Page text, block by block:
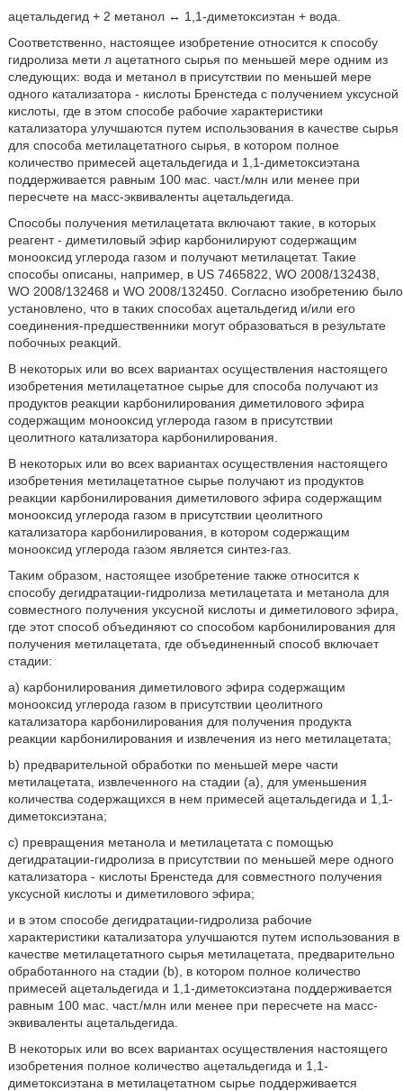
ацетальдегид + 2 метанол ↔ 1,1-диметоксиэтан + вода.
Соответственно, настоящее изобретение относится к способу
гидролиза мети л ацетатного сырья по меньшей мере одним из
следующих: вода и метанол в присутствии по меньшей мере
одного катализатора - кислоты Бренстеда с получением уксусной
кислоты, где в этом способе рабочие характеристики
катализатора улучшаются путем использования в качестве сырья
для способа метилацетатного сырья, в котором полное
количество примесей ацетальдегида и 1,1-диметоксиэтана
поддерживается равным 100 мас. част./млн или менее при
пересчете на масс-эквиваленты ацетальдегида.
Способы получения метилацетата включают такие, в которых
реагент - диметиловый эфир карбонилируют содержащим
монооксид углерода газом и получают метилацетат. Такие
способы описаны, например, в US 7465822, WO 2008/132438,
WO 2008/132468 и WO 2008/132450. Согласно изобретению было
установлено, что в таких способах ацетальдегид и/или его
соединения-предшественники могут образоваться в результате
побочных реакций.
В некоторых или во всех вариантах осуществления настоящего
изобретения метилацетатное сырье для способа получают из
продуктов реакции карбонилирования диметилового эфира
содержащим монооксид углерода газом в присутствии
цеолитного катализатора карбонилирования.
В некоторых или во всех вариантах осуществления настоящего
изобретения метилацетатное сырье получают из продуктов
реакции карбонилирования диметилового эфира содержащим
монооксид углерода газом в присутствии цеолитного
катализатора карбонилирования, в котором содержащим
монооксид углерода газом является синтез-газ.
Таким образом, настоящее изобретение также относится к
способу дегидратации-гидролиза метилацетата и метанола для
совместного получения уксусной кислоты и диметилового эфира,
где этот способ объединяют со способом карбонилирования для
получения метилацетата, где объединенный способ включает
стадии:
a) карбонилирования диметилового эфира содержащим
монооксид углерода газом в присутствии цеолитного
катализатора карбонилирования для получения продукта
реакции карбонилирования и извлечения из него метилацетата;
b) предварительной обработки по меньшей мере части
метилацетата, извлеченного на стадии (а), для уменьшения
количества содержащихся в нем примесей ацетальдегида и 1,1-
диметоксиэтана;
c) превращения метанола и метилацетата с помощью
дегидратации-гидролиза в присутствии по меньшей мере одного
катализатора - кислоты Бренстеда для совместного получения
уксусной кислоты и диметилового эфира;
и в этом способе дегидратации-гидролиза рабочие
характеристики катализатора улучшаются путем использования в
качестве метилацетатного сырья метилацетата, предварительно
обработанного на стадии (b), в котором полное количество
примесей ацетальдегида и 1,1-диметоксиэтана поддерживается
равным 100 мас. част./млн или менее при пересчете на масс-
эквиваленты ацетальдегида.
В некоторых или во всех вариантах осуществления настоящего
изобретения полное количество ацетальдегида и 1,1-
диметоксиэтана в метилацетатном сырье поддерживается